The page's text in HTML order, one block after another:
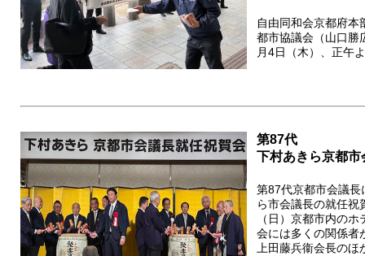
自由同和会京都府本
都市協議会（山口勝
月4日（木）、正午
第87代
下村あきら京都
第87代京都市会議
ら市会議長の就任祝
（日）京都市内の
会には多くの関係者
上田藤兵衞会長のほ